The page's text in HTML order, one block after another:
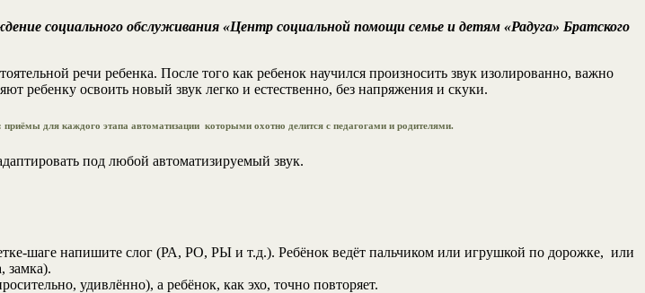
социального обслуживания «Центр социальной помощи семье и детям «Радуга» Братского
речи ребенка. После того как ребенок научился произносить звук изолированно, важно
ребенку освоить новый звук легко и естественно, без напряжения и скуки.
для каждого этапа автоматизации которыми охотно делится с педагогами и родителями.
под любой автоматизируемый звук.
шаге напишите слог (РА, РО, РЫ и т.д.). Ребёнок ведёт пальчиком или игрушкой по дорожке, или
замка).
удивлённо), а ребёнок, как эхо, точно повторяет.